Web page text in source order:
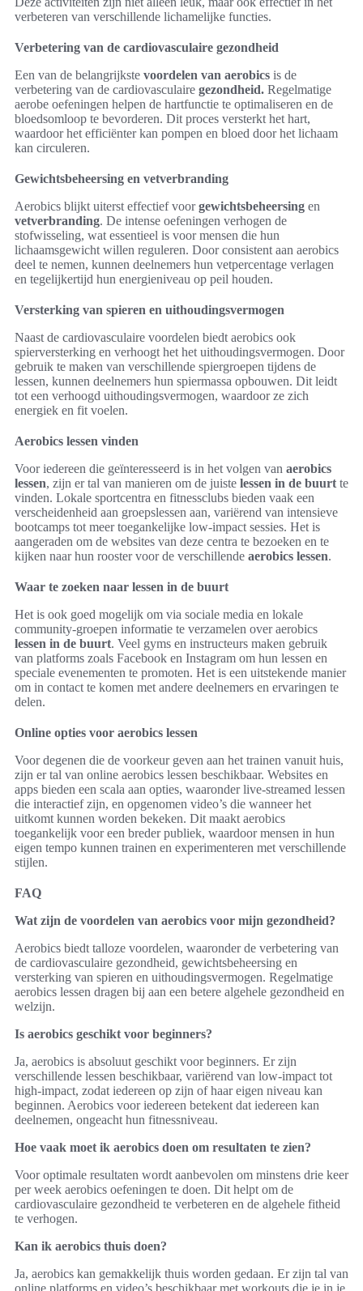
verbeteren van verschillende lichamelijke functies.
Verbetering van de cardiovasculaire gezondheid
Een van de belangrijkste voordelen van aerobics is de
verbetering van de cardiovasculaire gezondheid. Regelmatige
aerobe oefeningen helpen de hartfunctie te optimaliseren en de
bloedsomloop te bevorderen. Dit proces versterkt het hart,
waardoor het efficiënter kan pompen en bloed door het lichaam
kan circuleren.
Gewichtsbeheersing en vetverbranding
Aerobics blijkt uiterst effectief voorgewichtsbeheersing en
vetverbranding. De intense oefeningen verhogen de
stofwisseling, wat essentieel is voor mensen die hun
lichaamsgewicht willen reguleren. Door consistent aan aerobics
deel te nemen, kunnen deelnemers hun vetpercentage verlagen
en tegelijkertijd hun energieniveau op peil houden.
Versterking van spieren en uithoudingsvermogen
Naast de cardiovasculaire voordelen biedt aerobics ook
spierversterking en verhoogt het het uithoudingsvermogen. Door
gebruik te maken van verschillende spiergroepen tijdens de
lessen, kunnen deelnemers hun spiermassa opbouwen. Dit leidt
tot een verhoogd uithoudingsvermogen, waardoor ze zich
energiek en fit voelen.
Aerobics lessen vinden
Voor iedereen die geïnteresseerd is in het volgen van aerobics
lessen, zijn er tal van manieren om de juiste lessen in de buurt te
vinden. Lokale sportcentra en fitnessclubs bieden vaak een
verscheidenheid aan groepslessen aan, variërend van intensieve
bootcamps tot meer toegankelijke low-impact sessies. Het is
aangeraden om de websites van deze centra te bezoeken en te
kijken naar hun rooster voor de verschillende aerobics lessen.
Waar te zoeken naar lessen in de buurt
Het is ook goed mogelijk om via sociale media en lokale
community-groepen informatie te verzamelen over aerobics
lessen in de buurt. Veel gyms en instructeurs maken gebruik
van platforms zoals Facebook en Instagram om hun lessen en
speciale evenementen te promoten. Het is een uitstekende manier
om in contact te komen met andere deelnemers en ervaringen te
delen.
Online opties voor aerobics lessen
Voor degenen die de voorkeur geven aan het trainen vanuit huis,
zijn er tal van online aerobics lessen beschikbaar. Websites en
apps bieden een scala aan opties, waaronder live-streamed lessen
die interactief zijn, en opgenomen video’s die wanneer het
uitkomt kunnen worden bekeken. Dit maakt aerobics
toegankelijk voor een breder publiek, waardoor mensen in hun
eigen tempo kunnen trainen en experimenteren met verschillende
stijlen.
FAQ
Wat zijn de voordelen van aerobics voor mijn gezondheid?
Aerobics biedt talloze voordelen, waaronder de verbetering van
de cardiovasculaire gezondheid, gewichtsbeheersing en
versterking van spieren en uithoudingsvermogen. Regelmatige
aerobics lessen dragen bij aan een betere algehele gezondheid en
welzijn.
Is aerobics geschikt voor beginners?
Ja, aerobics is absoluut geschikt voor beginners. Er zijn
verschillende lessen beschikbaar, variërend van low-impact tot
high-impact, zodat iedereen op zijn of haar eigen niveau kan
beginnen. Aerobics voor iedereen betekent dat iedereen kan
deelnemen, ongeacht hun fitnessniveau.
Hoe vaak moet ik aerobics doen om resultaten te zien?
Voor optimale resultaten wordt aanbevolen om minstens drie keer
per week aerobics oefeningen te doen. Dit helpt om de
cardiovasculaire gezondheid te verbeteren en de algehele fitheid
te verhogen.
Kan ik aerobics thuis doen?
Ja, aerobics kan gemakkelijk thuis worden gedaan. Er zijn tal van
online platforms en video’s beschikbaar met workouts die je in je